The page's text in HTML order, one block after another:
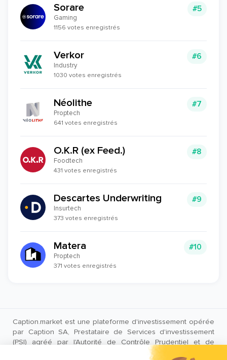
#5
Sorare
Gaming
1156 votes enregistrés
#6
Verkor
Industry
1030 votes enregistrés
#7
Néolithe
Proptech
641 votes enregistrés
#8
O.K.R (ex Feed.)
Foodtech
431 votes enregistrés
#9
Descartes Underwriting
Insurtech
373 votes enregistrés
#10
Matera
Proptech
371 votes enregistrés
Caption.market est une plateforme d'investissement opérée
par Caption SA, Prestataire de Services d'investissement
(PSI) agréé par l'Autorité de Contrôle Prudentiel et de
Résolution (ACPR) sous le numéro CIB 18683.